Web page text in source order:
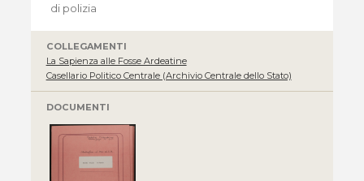
di polizia
COLLEGAMENTI
La Sapienza alle Fosse Ardeatine
Casellario Politico Centrale (Archivio Centrale dello Stato)
DOCUMENTI